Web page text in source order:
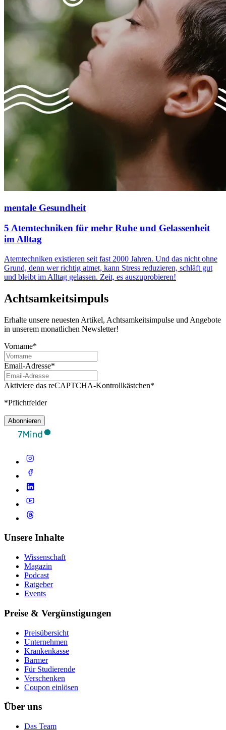
mentale Gesundheit
5 Atemtechniken für mehr Ruhe und Gelassenheit
im Alltag
Atemtechniken existieren seit fast 2000 Jahren. Und das nicht ohne
Grund, denn wer richtig atmet, kann Stress reduzieren, schläft gut
und bleibt im Alltag gelassen. Zeit, es auszuprobieren!
Achtsamkeitsimpuls
Erhalte unsere neuesten Artikel, Achtsamkeitsimpulse und Angebote
in unserem monatlichen Newsletter!
Vorname*
Email-Adresse*
Aktiviere das reCAPTCHA-Kontrollkästchen*
*Pflichtfelder
Abonnieren
Unsere Inhalte
Wissenschaft
Magazin
Podcast
Ratgeber
Events
Preise & Vergünstigungen
Preisübersicht
Unternehmen
Krankenkasse
Barmer
Für Studierende
Ver­schen­ken
Coupon einlösen
Über uns
Das Team